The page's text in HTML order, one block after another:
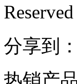
分享到：